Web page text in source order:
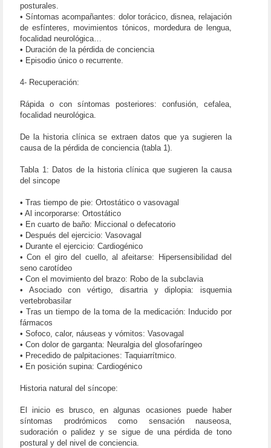
posturales.
• Síntomas acompañantes: dolor torácico, disnea, relajación
de esfínteres, movimientos tónicos, mordedura de lengua,
focalidad neurológica…
• Duración de la pérdida de conciencia
• Episodio único o recurrente.
4- Recuperación:
Rápida o con síntomas posteriores: confusión, cefalea,
focalidad neurológica.
De la historia clínica se extraen datos que ya sugieren la
causa de la pérdida de conciencia (tabla 1).
Tabla 1: Datos de la historia clínica que sugieren la causa
del sincope
• Tras tiempo de pie: Ortostático o vasovagal
• Al incorporarse: Ortostático
• En cuarto de baño: Miccional o defecatorio
• Después del ejercicio: Vasovagal
• Durante el ejercicio: Cardiogénico
• Con el giro del cuello, al afeitarse: Hipersensibilidad del
seno carotídeo
• Con el movimiento del brazo: Robo de la subclavia
• Asociado con vértigo, disartria y diplopia: isquemia
vertebrobasilar
• Tras un tiempo de la toma de la medicación: Inducido por
fármacos
• Sofoco, calor, náuseas y vómitos: Vasovagal
• Con dolor de garganta: Neuralgia del glosofaríngeo
• Precedido de palpitaciones: Taquiarrítmico.
• En posición supina: Cardiogénico
Historia natural del síncope:
El inicio es brusco, en algunas ocasiones puede haber
síntomas prodrómicos como sensación nauseosa,
sudoración o palidez y se sigue de una pérdida de tono
postural y del nivel de conciencia.